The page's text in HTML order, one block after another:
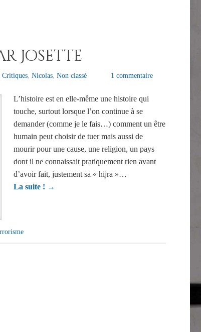
Josette
Critiques ,Nicolas ,Non classé 1 commentaire
L’histoire est en elle-même une histoire qui
touche, surtout lorsque l’on continue à se
demander (comme je le fais…) comment un être
humain peut choisir de tuer mais aussi de
mourir pour une cause, une religion, un pays
dont il ne connaissait pratiquement rien avant
d’avoir fait, justement sa « hijra »…
La suite ! →